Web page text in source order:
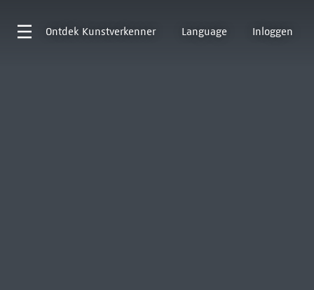
Ontdek Kunstverkenner Language Inloggen